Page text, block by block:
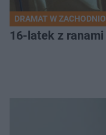
DRAMAT W
16-latek z